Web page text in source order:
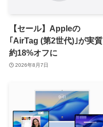
【セール】Appleの
｢AirTag (第2世代)｣が実質
約18%オフに
2026年8月7日